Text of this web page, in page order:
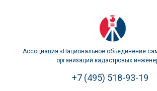
Ассоциация «Национальное объединение
организаций кадастровых
+7 (495) 518-93-19